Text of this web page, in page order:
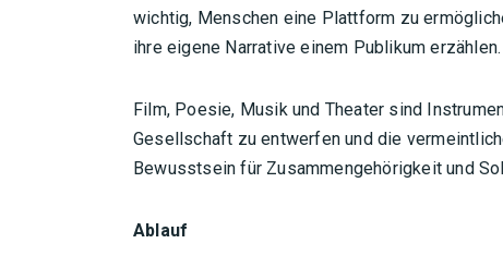
wichtig, Menschen eine Plattform zu
ihre eigene Narrative einem Publikum erzählen.
Film, Poesie, Musik und Theater sind
Gesellschaft zu entwerfen und die
Bewusstsein für Zusammengehörigkeit und
Ablauf